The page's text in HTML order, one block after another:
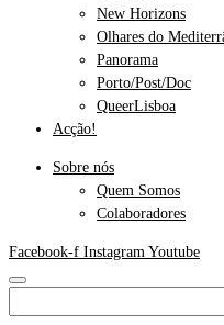
New Horizons
Olhares do
Panorama
Porto/Post/Doc
QueerLisboa
Acção!
Sobre nós
Quem Somos
Colaboradores
Facebook-f Instagram Youtube